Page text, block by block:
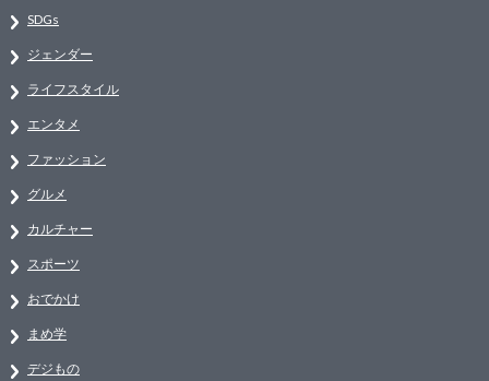
SDGs
ジェンダー
ライフスタイル
エンタメ
ファッション
グルメ
カルチャー
スポーツ
おでかけ
まめ学
デジもの